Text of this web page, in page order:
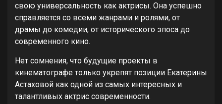
свою универсальность как актрисы. Она успешно
справляется со всеми жанрами и ролями, от
драмы до комедии, от исторического эпоса до
современного кино.
Нет сомнения, что будущие проекты в
кинематографе только укрепят позиции Екатерины
Астаховой как одной из самых интересных и
талантливых актрис современности.